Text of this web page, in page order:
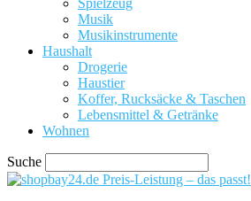
Spielzeug
Musik
Musikinstrumente
Haushalt
Drogerie
Haustier
Koffer, Rucksäcke & Taschen
Lebensmittel & Getränke
Wohnen
Suche
Preis-Leistung – das passt!